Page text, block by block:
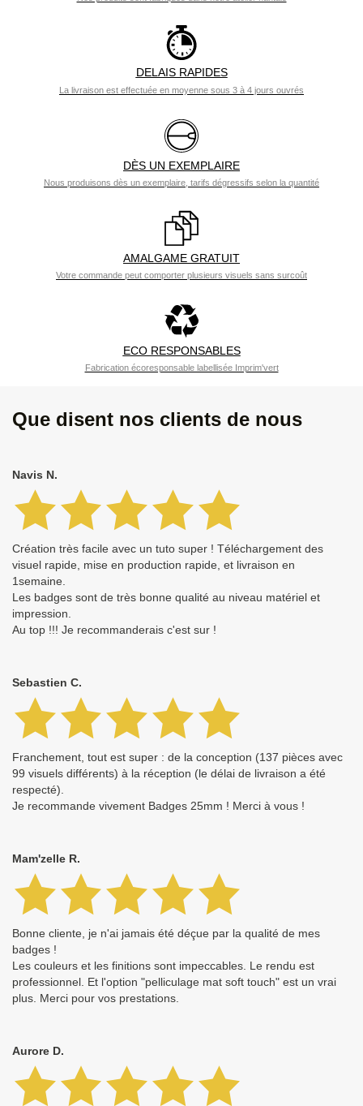
DELAIS RAPIDES
La livraison est effectuée en moyenne sous 3 à 4 jours ouvrés
DÈS UN EXEMPLAIRE
Nous produisons dès un exemplaire, tarifs dégressifs selon la quantité
AMALGAME GRATUIT
Votre commande peut comporter plusieurs visuels sans surcoût
ECO RESPONSABLES
Fabrication écoresponsable labellisée Imprim'vert
Que disent nos clients de nous
Navis N.
Création très facile avec un tuto super ! Téléchargement des
visuel rapide, mise en production rapide, et livraison en
1semaine.
Les badges sont de très bonne qualité au niveau matériel et
impression.
Au top !!! Je recommanderais c'est sur !
Sebastien C.
Franchement, tout est super : de la conception (137 pièces avec
99 visuels différents) à la réception (le délai de livraison a été
respecté).
Je recommande vivement Badges 25mm ! Merci à vous !
Mam'zelle R.
Bonne cliente, je n'ai jamais été déçue par la qualité de mes
badges !
Les couleurs et les finitions sont impeccables. Le rendu est
professionnel. Et l'option "pelliculage mat soft touch" est un vrai
plus. Merci pour vos prestations.
Aurore D.